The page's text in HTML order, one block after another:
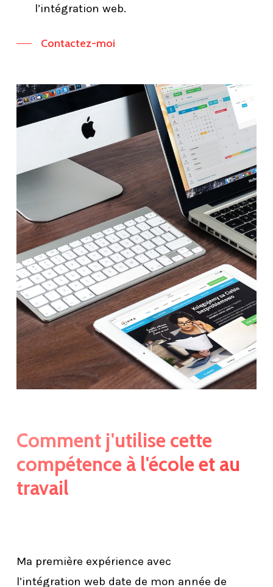
l’intégration web.
Contactez-moi
Comment j'utilise cette
compétence à l'école et au
travail
Ma première expérience avec
l’intégration web date de mon année de